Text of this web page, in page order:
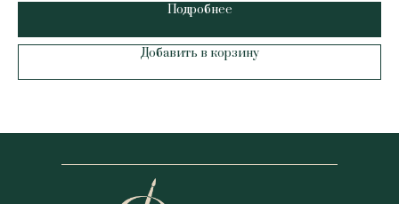
Подробнее
Добавить в корзину